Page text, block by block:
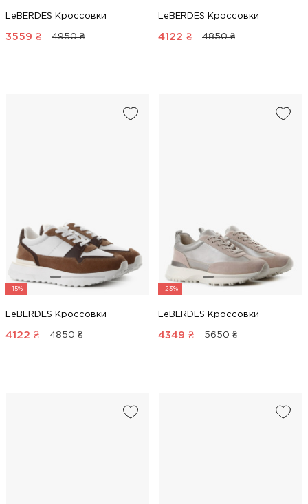
LeBERDES Кроссовки
3559 ₴ 4950 ₴
LeBERDES Кроссовки
4122 ₴ 4850 ₴
-15%
LeBERDES Кроссовки
4122 ₴ 4850 ₴
-23%
LeBERDES Кроссовки
4349 ₴ 5650 ₴